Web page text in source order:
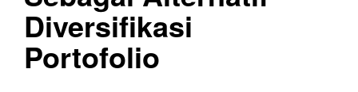
Diversifikasi
Portofolio